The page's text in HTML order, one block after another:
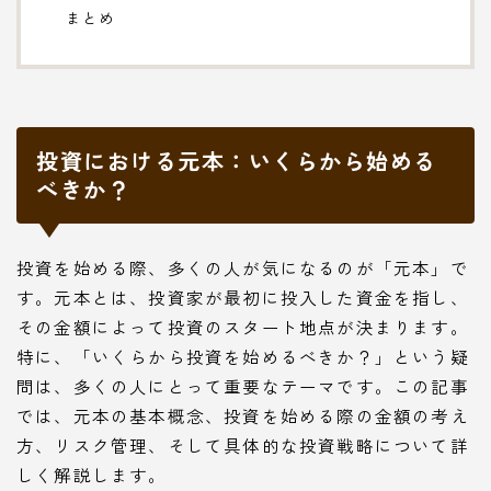
まとめ
投資における元本：いくらから始める
べきか？
投資を始める際、多くの人が気になるのが「元本」で
す。元本とは、投資家が最初に投入した資金を指し、
その金額によって投資のスタート地点が決まります。
特に、「いくらから投資を始めるべきか？」という疑
問は、多くの人にとって重要なテーマです。この記事
では、元本の基本概念、投資を始める際の金額の考え
方、リスク管理、そして具体的な投資戦略について詳
しく解説します。